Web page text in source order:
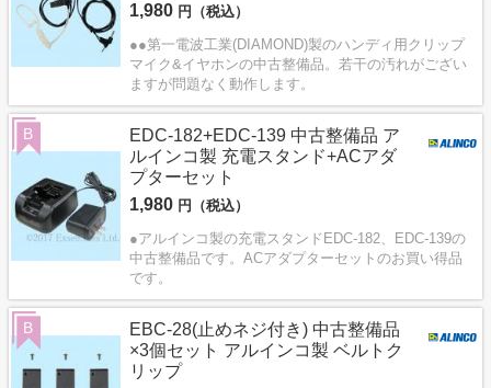
1,980 円（税込）
●●第一電波工業(DIAMOND)製のハンディ用クリップ
マイク&イヤホンの中古整備品。若干の汚れがござい
ますが問題なく動作します。
EDC-182+EDC-139 中古整備品 ア
ルインコ製 充電スタンド+ACアダ
プターセット
1,980 円（税込）
●アルインコ製の充電スタンドEDC-182、EDC-139の
中古整備品です。ACアダプターセットのお買い得品
です。
B
EBC-28(止めネジ付き) 中古整備品
×3個セット アルインコ製 ベルトク
リップ
B